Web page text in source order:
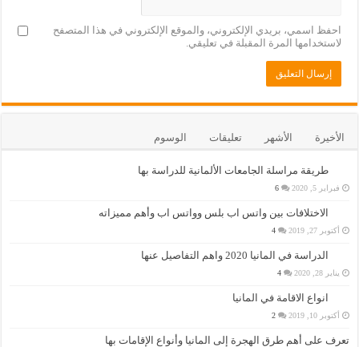
احفظ اسمي، بريدي الإلكتروني، والموقع الإلكتروني في هذا المتصفح
لاستخدامها المرة المقبلة في تعليقي.
الأخيرة الأشهر تعليقات الوسوم
طريقة مراسلة الجامعات الألمانية للدراسة بها
فبراير 5, 2020 6
الاختلافات بين واتس اب بلس وواتس اب وأهم مميزاته
أكتوبر 27, 2019 4
الدراسة في المانيا 2020 واهم التفاصيل عنها
يناير 28, 2020 4
انواع الاقامة في المانيا
أكتوبر 10, 2019 2
تعرف على أهم طرق الهجرة إلى المانيا وأنواع الإقامات بها